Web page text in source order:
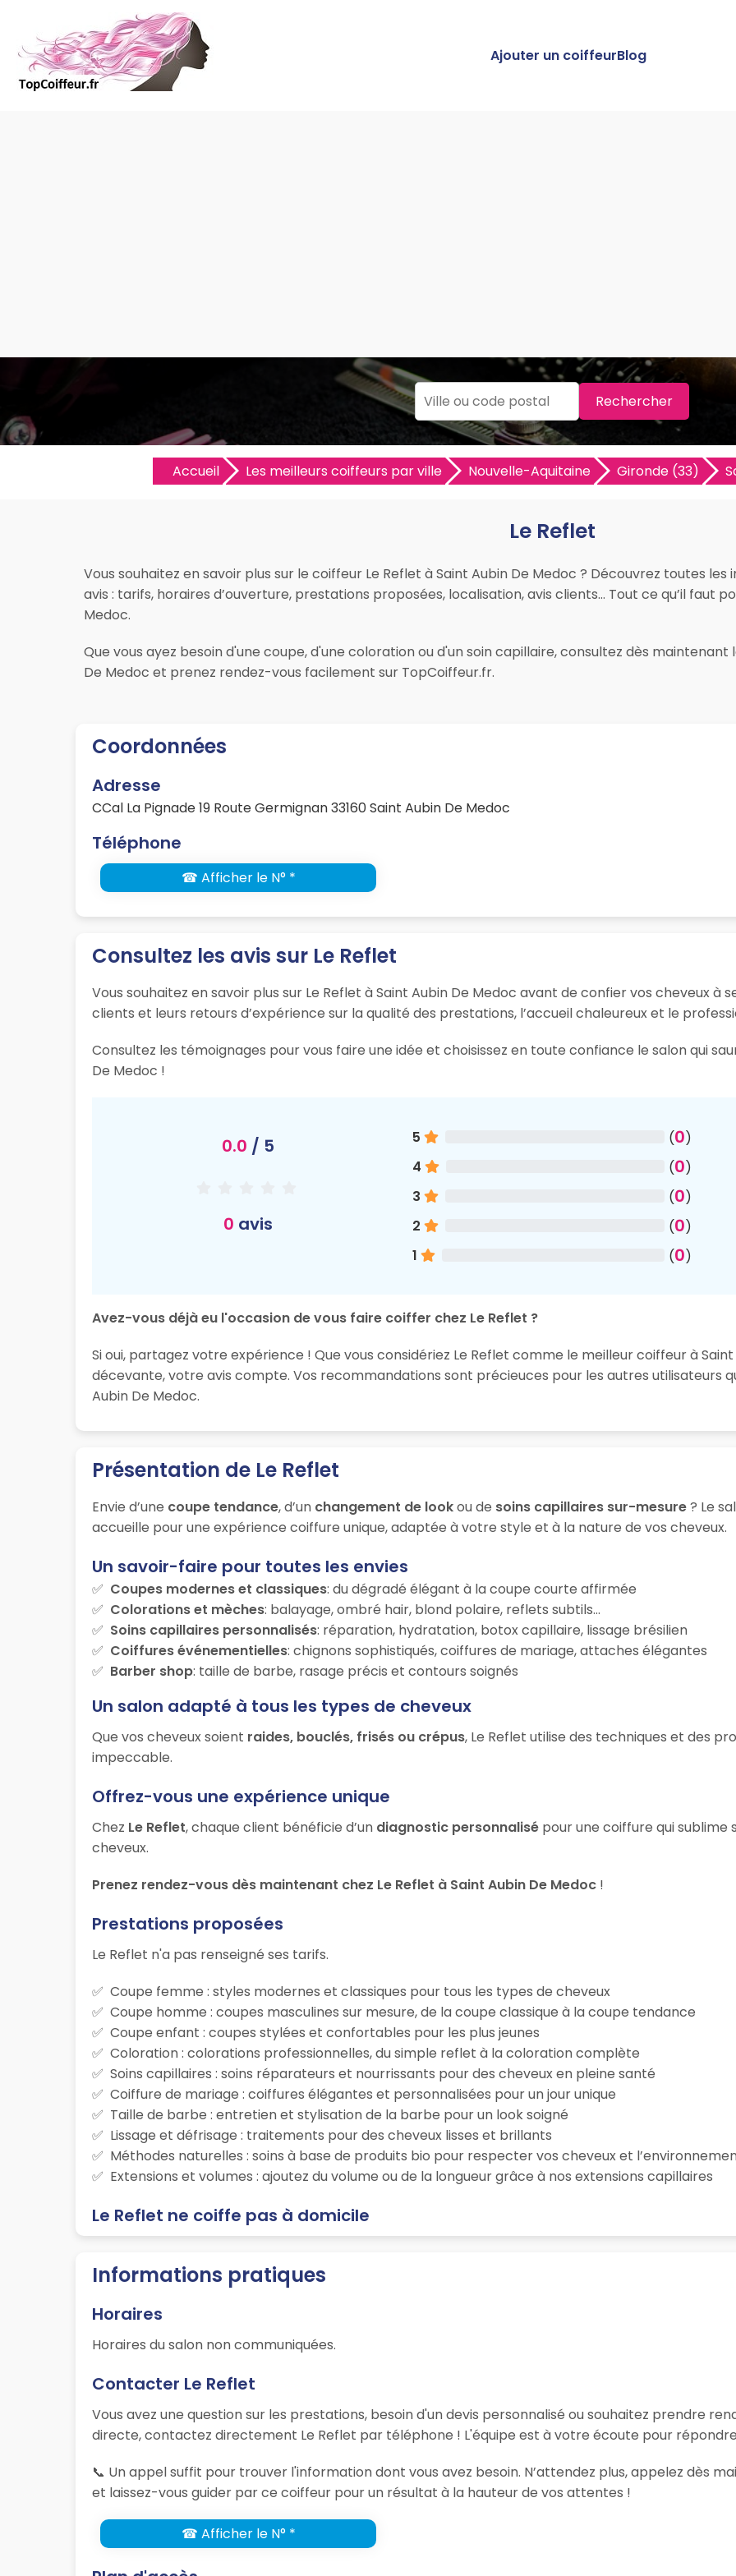
Ajouter un coiffeurBlog
Rechercher
Accueil Les meilleurs coiffeurs par ville Nouvelle-Aquitaine Gironde (33)
Le Reflet
Vous souhaitez en savoir plus sur le coiffeur Le Reflet à Saint Aubin De Medoc ? Découvrez toutes
avis : tarifs, horaires d’ouverture, prestations proposées, localisation, avis clients… Tout ce qu’il faut
Medoc.
Que vous ayez besoin d'une coupe, d'une coloration ou d'un soin capillaire, consultez dès maintenant
De Medoc et prenez rendez-vous facilement sur TopCoiffeur.fr.
Coordonnées
Adresse
CCal La Pignade 19 Route Germignan 33160 Saint Aubin De Medoc
Téléphone
☎ Afficher le N° *
Consultez les avis sur Le Reflet
Vous souhaitez en savoir plus sur Le Reflet à Saint Aubin De Medoc avant de confier vos cheveux à
clients et leurs retours d’expérience sur la qualité des prestations, l’accueil chaleureux et le
Consultez les témoignages pour vous faire une idée et choisissez en toute confiance le salon qui
De Medoc !
0.0 / 5
0 avis
5 (0)
4
(0)
3
(0)
2
(0)
1
(0)
Avez-vous déjà eu l'occasion de vous faire coiffer chez Le Reflet ?
Si oui, partagez votre expérience ! Que vous considériez Le Reflet comme le meilleur coiffeur à
décevante, votre avis compte. Vos recommandations sont précieuces pour les autres utilisateurs
Aubin De Medoc.
Présentation de Le Reflet
Envie d’une coupe tendance, d’un changement de lookou de soins capillaires sur-mesure? Le
accueille pour une expérience coiffure unique, adaptée à votre style et à la nature de vos cheveux.
Un savoir-faire pour toutes les envies
Coupes modernes et classiques: du dégradé élégant à la coupe courte affirmée
Colorations et mèches: balayage, ombré hair, blond polaire, reflets subtils…
Soins capillaires personnalisés: réparation, hydratation, botox capillaire, lissage brésilien
Coiffures événementielles: chignons sophistiqués, coiffures de mariage, attaches élégantes
Barber shop: taille de barbe, rasage précis et contours soignés
Un salon adapté à tous les types de cheveux
Que vos cheveux soient raides, bouclés, frisés ou crépus, Le Reflet utilise des techniques et des
impeccable.
Offrez-vous une expérience unique
Chez Le Reflet, chaque client bénéficie d’un diagnostic personnalisé pour une coiffure qui
cheveux.
Prenez rendez-vous dès maintenant chez Le Reflet à Saint Aubin De Medoc !
Prestations proposées
Le Reflet n'a pas renseigné ses tarifs.
Coupe femme : styles modernes et classiques pour tous les types de cheveux
Coupe homme : coupes masculines sur mesure, de la coupe classique à la coupe tendance
Coupe enfant : coupes stylées et confortables pour les plus jeunes
Coloration : colorations professionnelles, du simple reflet à la coloration complète
Soins capillaires : soins réparateurs et nourrissants pour des cheveux en pleine santé
Coiffure de mariage : coiffures élégantes et personnalisées pour un jour unique
Taille de barbe : entretien et stylisation de la barbe pour un look soigné
Lissage et défrisage : traitements pour des cheveux lisses et brillants
Méthodes naturelles : soins à base de produits bio pour respecter vos cheveux et
Extensions et volumes : ajoutez du volume ou de la longueur grâce à nos extensions capillaires
Le Reflet ne coiffe pas à domicile
Informations pratiques
Horaires
Horaires du salon non communiquées.
Contacter Le Reflet
Vous avez une question sur les prestations, besoin d'un devis personnalisé ou souhaitez prendre
directe, contactez directement Le Reflet par téléphone ! L'équipe est à votre écoute pour
📞 Un appel suffit pour trouver l'information dont vous avez besoin. N’attendez plus, appelez dès
et laissez-vous guider par ce coiffeur pour un résultat à la hauteur de vos attentes !
☎ Afficher le N° *